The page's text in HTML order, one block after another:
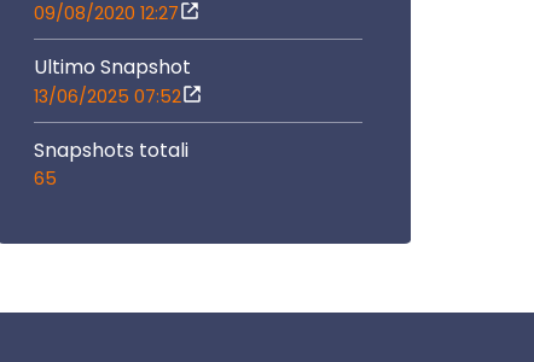
09/08/2020 12:27
Ultimo Snapshot
13/06/2025 07:52
Snapshots totali
65